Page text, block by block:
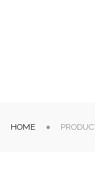
HOME